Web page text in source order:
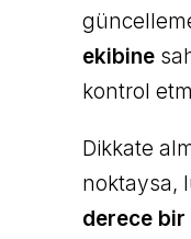
ekibine
kontrol
Dikkate
noktaysa,
derece bir